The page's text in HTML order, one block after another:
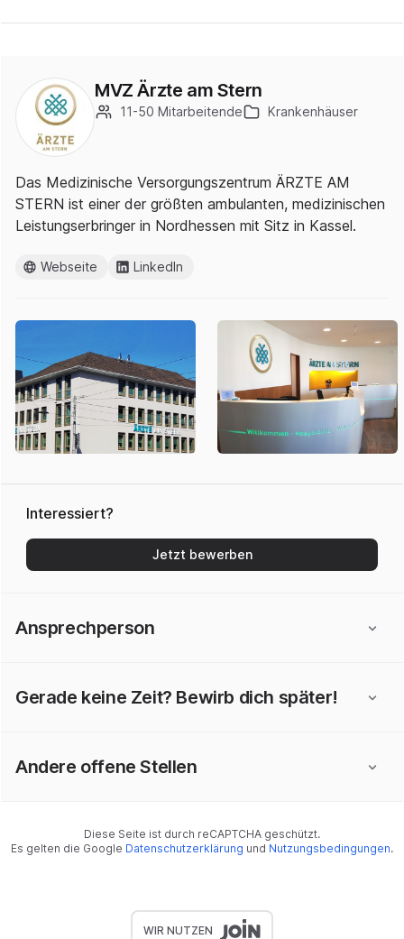
MVZ Ärzte am Stern
11-50 Mitarbeitende Krankenhäuser
Das Medizinische Versorgungszentrum ÄRZTE AM
STERN ist einer der größten ambulanten, medizinischen
Leistungserbringer in Nordhessen mit Sitz in Kassel.
Webseite LinkedIn
Interessiert?
Jetzt bewerben
Ansprechperson
Gerade keine Zeit? Bewirb dich später!
Andere offene Stellen
Diese Seite ist durch reCAPTCHA geschützt.
Es gelten die Google Datenschutzerklärung und Nutzungsbedingungen.
WIR NUTZEN